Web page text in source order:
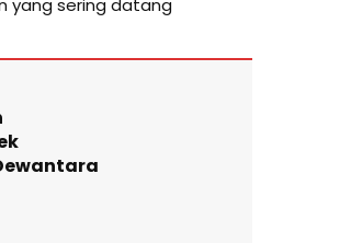
yang sering datang